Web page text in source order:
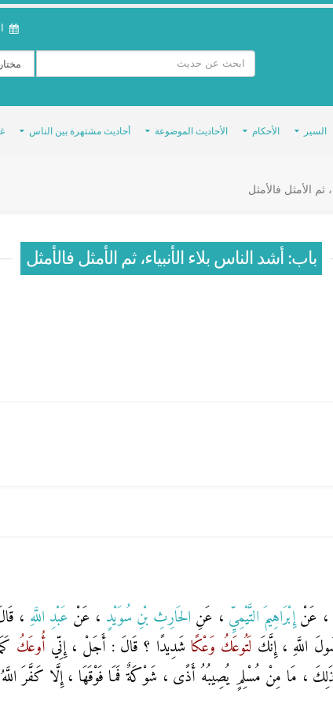
السير الأحكام الأحاديث الموضوعة أحاديث مشتهرة بين الناس
ثم الأمثل فالأمثل
باب: أشد الناس بلاء الأنبياء، ثم الأمثل فالأمثل
، عَنْإِبْرَاهِيمَ التَّيْمِيِّ ، عَنِ الحَارِثِ بْنِ سُوَيْدٍ ، عَنْ عَبْدِ اللَّهِ ،
اللَّهِ ، إِنَّكَ لَتُوعَكُ وَعْكًا شَدِيدًا ؟ قَالَ : أَجَلْ ، إِنِّي أُوعَكُ
مِنْ مُسْلِمٍ يُصِيبُهُ أَذًى ، شَوْكَةٌ فَمَا فَوْقَهَا ، إِلَّا كَفَّرَ اللَّهُ